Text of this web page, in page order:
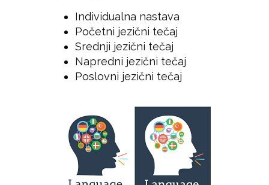
Individualna nastava
Početni jezični tečaj
Srednji jezični tečaj
Napredni jezični tečaj
Poslovni jezični tečaj